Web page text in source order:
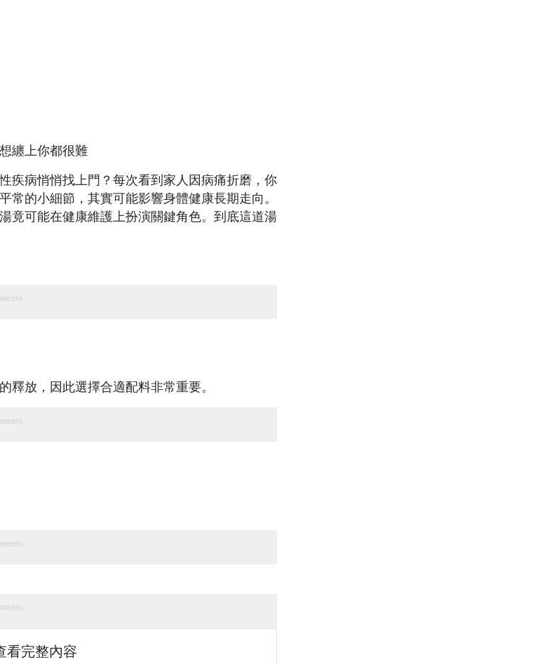
纏上你都很難
疾病悄悄找上門？每次看到家人因病痛折磨，你
的小細節，其實可能影響身體健康長期走向。
竟可能在健康維護上扮演關鍵角色。到底這道湯
釋放，因此選擇合適配料非常重要。
看完整內容